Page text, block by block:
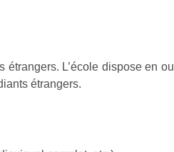
L’école dispose en
étrangers.